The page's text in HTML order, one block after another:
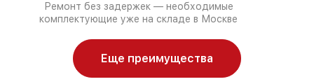
Ремонт без задержек — необходимые
комплектующие уже на складе в Москве
Еще преимущества